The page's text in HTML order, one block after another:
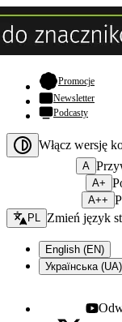
Promocje-
Newsletter
Podcasty
Włącz wersję
A
A+
A++
Zmień język - bieżący:
PL Zmień język
English (EN)
Українська (UA)
Youtube